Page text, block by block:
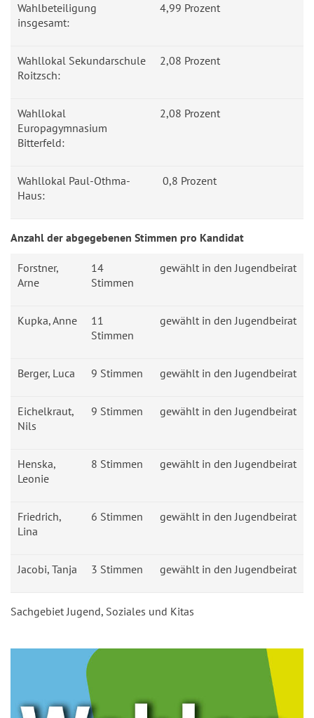
Wahlbeteiligung
insgesamt:
4,99 Prozent
Wahllokal Sekundarschule
Roitzsch:
2,08 Prozent
Wahllokal
Europagymnasium
Bitterfeld:
2,08 Prozent
Wahllokal Paul-Othma-
Haus:
0,8 Prozent
Anzahl der abgegebenen Stimmen pro Kandidat
Forstner,
Arne
14
Stimmen
gewählt in den Jugendbeirat
Kupka, Anne
11
Stimmen
gewählt in den Jugendbeirat
Berger, Luca 9 Stimmen gewählt in den Jugendbeirat
Eichelkraut,
Nils
9 Stimmen gewählt in den Jugendbeirat
Henska,
Leonie
8 Stimmen gewählt in den Jugendbeirat
Friedrich,
Lina
6 Stimmen gewählt in den Jugendbeirat
Jacobi, Tanja 3 Stimmen gewählt in den Jugendbeirat
Sachgebiet Jugend, Soziales und Kitas